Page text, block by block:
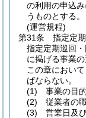
の利用の申込
うものとする。
(運営規程)
第31条
指定定
指定定期巡回
に掲げる事業
この章におい
ばならない。
(1)
事業の目
(2)
従業者の
(3)
営業日及